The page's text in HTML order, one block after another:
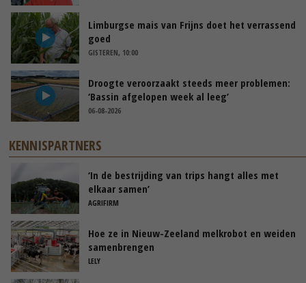
Limburgse mais van Frijns doet het verrassend
goed
GISTEREN, 10:00
Droogte veroorzaakt steeds meer problemen:
‘Bassin afgelopen week al leeg’
06-08-2026
KENNISPARTNERS
‘In de bestrijding van trips hangt alles met
elkaar samen’
AGRIFIRM
Hoe ze in Nieuw-Zeeland melkrobot en weiden
samenbrengen
LELY